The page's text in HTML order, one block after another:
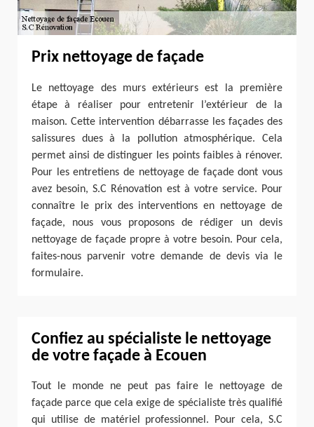
Prix nettoyage de façade
Le nettoyage des murs extérieurs est la première
étape à réaliser pour entretenir l’extérieur de la
maison. Cette intervention débarrasse les façades des
salissures dues à la pollution atmosphérique. Cela
permet ainsi de distinguer les points faibles à rénover.
Pour les entretiens de nettoyage de façade dont vous
avez besoin, S.C Rénovation est à votre service. Pour
connaître le prix des interventions en nettoyage de
façade, nous vous proposons de rédiger un devis
nettoyage de façade propre à votre besoin. Pour cela,
faites-nous parvenir votre demande de devis via le
formulaire.
Confiez au spécialiste le nettoyage
de votre façade à Ecouen
Tout le monde ne peut pas faire le nettoyage de
façade parce que cela exige de spécialiste très qualifié
qui utilise de matériel professionnel. Pour cela, S.C